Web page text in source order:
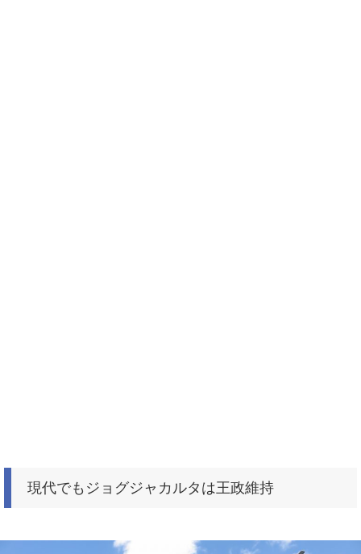
現代でもジョグジャカルタは王政維持